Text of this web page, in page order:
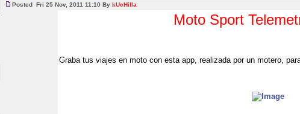
Posted Fri 25 Nov, 2011 11:10 By kUcHilla
Moto Sport
Graba tus viajes en moto con esta app, realizada por un motero,